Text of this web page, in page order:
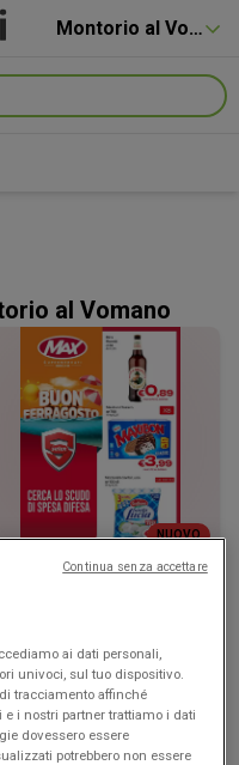
Montorio al Vomano
al Vomano
NUOVO
il 19/08
Montorio al
ai dati personali,
univoci, sul tuo dispositivo.
tracciamento affinché
i nostri partner trattiamo i dati
dovessero essere
potrebbero non essere
Continua senza accettare